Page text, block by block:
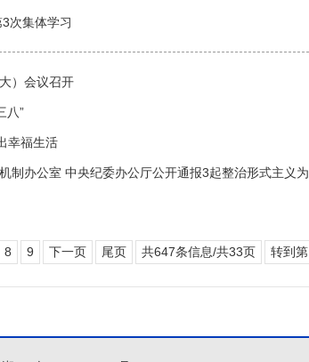
次集体学习
）会议召开
八”
幸福生活
制办公室 中央纪委办公厅公开通报3起整治形式主义为
8 9 下一页 尾页 共647条信息/共33页 转到第